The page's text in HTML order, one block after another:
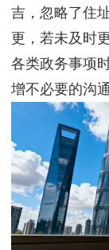
客
好
评
新
联
系
我
们
吉，忽略了住
更，若未及时
各类政务事项
增不必要的沟